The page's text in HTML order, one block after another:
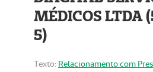
MÉDICOS LTDA
5)
Texto: Relacionamento com